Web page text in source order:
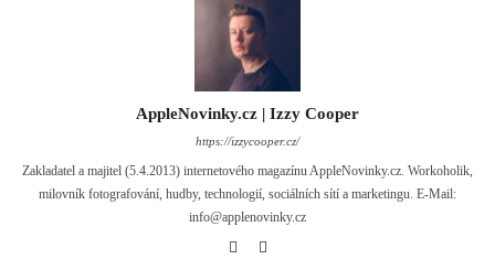
AppleNovinky.cz | Izzy Cooper
https://izzycooper.cz/
Zakladatel a majitel (5.4.2013) internetového magazínu AppleNovinky.cz. Workoholik,
milovník fotografování, hudby, technologií, sociálních sítí a marketingu. E-Mail:
info@applenovinky.cz